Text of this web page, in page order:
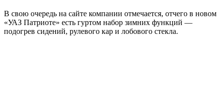
В свою очередь на сайте компании отмечается, отчего в новом
«УАЗ Патриоте» есть гуртом набор зимних функций —
подогрев сидений, рулевого кар и лобового стекла.